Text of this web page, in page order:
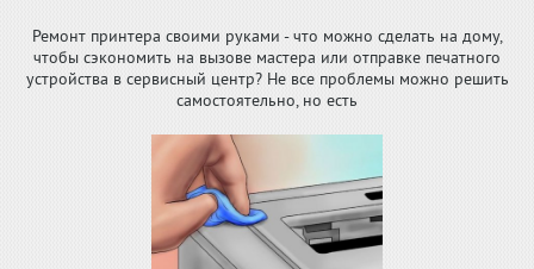
Ремонт принтера своими руками - что можно сделать на дому,
чтобы сэкономить на вызове мастера или отправке печатного
устройства в сервисный центр? Не все проблемы можно решить
самостоятельно, но есть